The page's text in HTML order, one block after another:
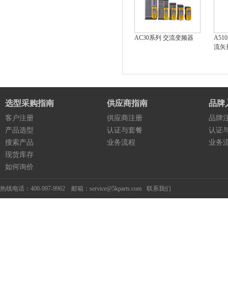
AC30系列 交流变频器
流矢
选型采购指南
客户注册
产品选型
搜索产品
现货库存
如何询价
供应商指南
供应商注册
认证与套餐
业务流程
品牌
品牌
认证
业务
热线电话：400-997-9962 邮箱：service@5kparts.com 联系我们